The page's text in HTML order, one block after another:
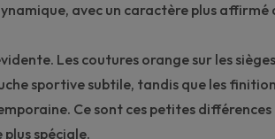
avec un caractère plus affirmé
Les coutures orange sur les
sportive subtile, tandis que les
Ce sont ces petites différences
spéciale.